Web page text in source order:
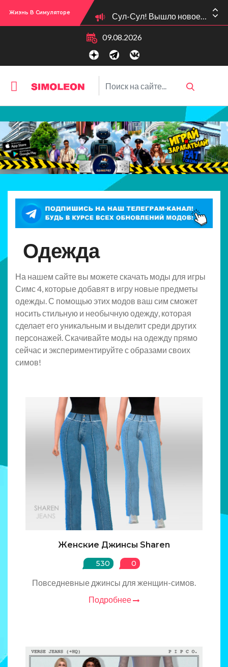
Жизнь В Симуляторе Сул-Сул! Вышло новое обновлении версии игры: 1.119.96.1030 (ПК)! 1.119.96.1230 (Mac)! 2.22 (ИП)!
09.08.2026
Одежда
На нашем сайте вы можете скачать моды для игры
Симс 4, которые добавят в игру новые предметы
одежды. С помощью этих модов ваш сим сможет
носить стильную и необычную одежду, которая
сделает его уникальным и выделит среди других
персонажей. Скачивайте моды на одежду прямо
сейчас и экспериментируйте с образами своих
симов!
Женские Джинсы Sharen
530 0
Повседневные джинсы для женщин-симов.
Подробнее